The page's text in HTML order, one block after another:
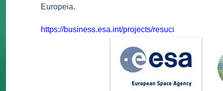
Europeia.
https://business.esa.int/projects/resuci